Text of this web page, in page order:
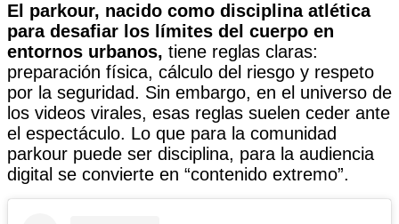
El parkour, nacido como disciplina atlética
para desafiar los límites del cuerpo en
entornos urbanos, tiene reglas claras:
preparación física, cálculo del riesgo y respeto
por la seguridad. Sin embargo, en el universo de
los videos virales, esas reglas suelen ceder ante
el espectáculo. Lo que para la comunidad
parkour puede ser disciplina, para la audiencia
digital se convierte en “contenido extremo”.